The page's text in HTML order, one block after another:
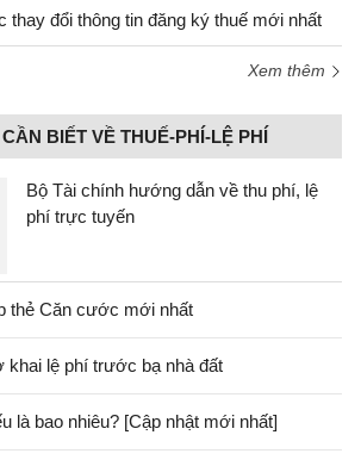
thay đổi thông tin đăng ký thuế mới nhất
Xem thêm
BIẾT VỀ THUẾ-PHÍ-LỆ PHÍ
Bộ Tài chính hướng dẫn về thu phí, lệ
phí trực tuyến
thẻ Căn cước mới nhất
khai lệ phí trước bạ nhà đất
là bao nhiêu? [Cập nhật mới nhất]